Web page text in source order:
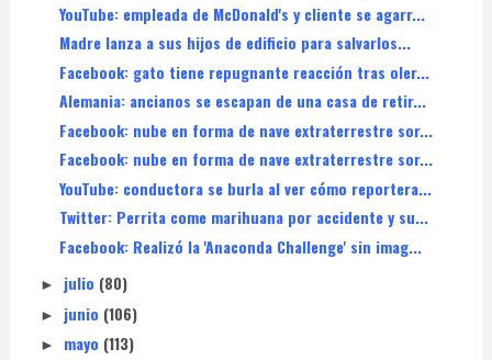
YouTube: empleada de McDonald's y cliente se agarr...
Madre lanza a sus hijos de edificio para salvarlos...
Facebook: gato tiene repugnante reacción tras oler...
Alemania: ancianos se escapan de una casa de retir...
Facebook: nube en forma de nave extraterrestre sor...
Facebook: nube en forma de nave extraterrestre sor...
YouTube: conductora se burla al ver cómo reportera...
Twitter: Perrita come marihuana por accidente y su...
Facebook: Realizó la 'Anaconda Challenge' sin imag...
► julio (80)
► junio (106)
► mayo (113)